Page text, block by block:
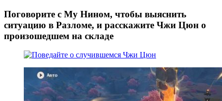
Поговорите с Му Нином, чтобы выяснить
ситуацию в Разломе, и расскажите Чжи Цюн о
произошедшем на складе